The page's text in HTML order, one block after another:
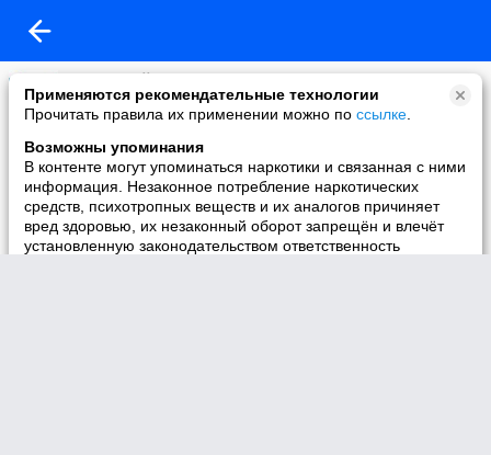
Применяются рекомендательные технологии
Прочитать правила их применении можно по ссылке
Возможны упоминания
В контенте могут упоминаться наркотики и связанная с ними
информация. Незаконное потребление наркотических
средств, психотропных веществ и их аналогов причиняет
вред здоровью, их незаконный оборот запрещён и влечёт
установленную законодательством ответственность
Оставь свой след
07-10-2009 01:12
Как вам Киевское шоссе после ремонта? Жалко , что теперь въезд в
Селятино и Апрелевку только через мосты, раньше удобненький заезд
был в Селятино с трассы у Дубравы ( мне прямо рядом с домом), но зато
теперь безопасно!